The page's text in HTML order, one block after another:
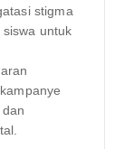
stigma
untuk